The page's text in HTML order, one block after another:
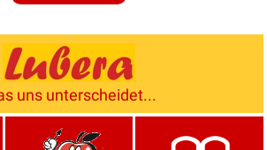
uns unterscheidet...